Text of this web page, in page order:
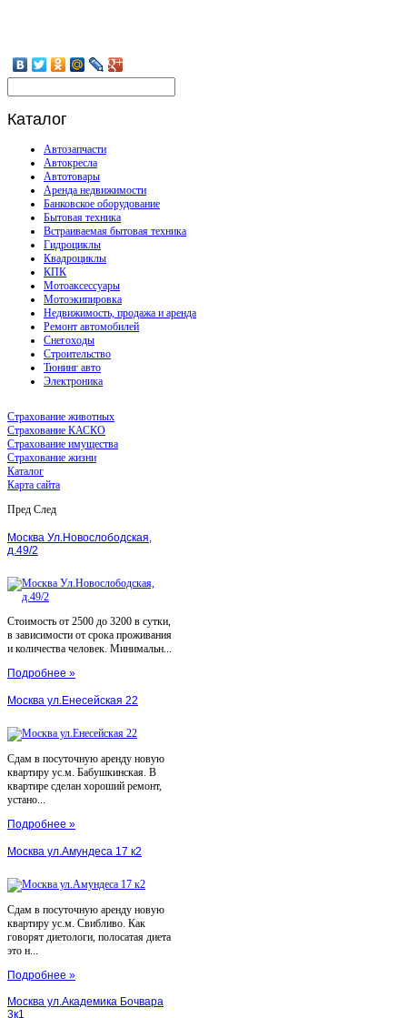
Каталог
Автозапчасти
Автокресла
Автотовары
Аренда недвижимости
Банковское оборудование
Бытовая техника
Встраиваемая бытовая техника
Гидроциклы
Квадроциклы
КПК
Мотоаксессуары
Мотоэкипировка
Недвижимость, продажа и аренда
Ремонт автомобилей
Снегоходы
Строительство
Тюнинг авто
Электроника
Страхование животных
Страхование КАСКО
Страхование имущества
Страхование жизни
Каталог
Карта сайта
Пред След
Москва Ул.Новослободская,
д.49/2
Стоимость от 2500 до 3200 в сутки,
в зависимости от срока проживания
и количества человек. Минимальн...
Подробнее »
Москва ул.Енесейская 22
Сдам в посуточную аренду новую
квартиру ус.м. Бабушкинская. В
квартире сделан хороший ремонт,
устано...
Подробнее »
Москва ул.Амундеса 17 к2
Сдам в посуточную аренду новую
квартиру ус.м. Свибливо. Как
говорят диетологи, полосатая диета
это н...
Подробнее »
Москва ул.Академика Бочвара
3к1